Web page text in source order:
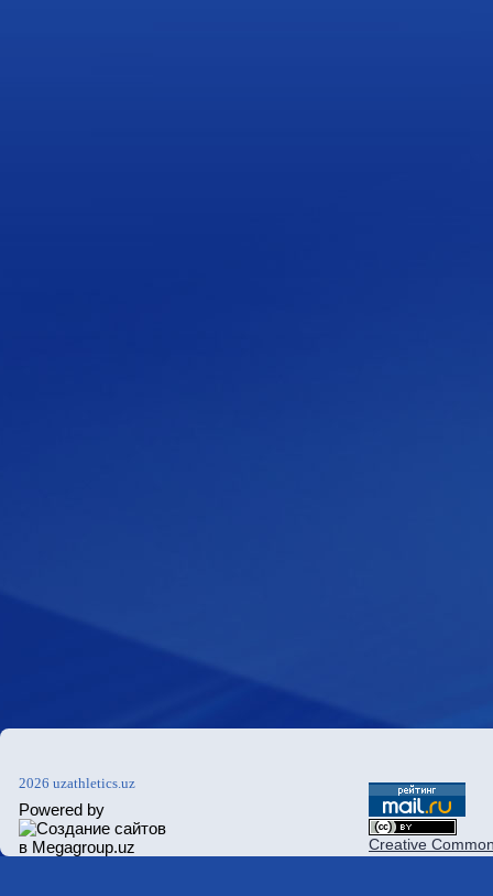
2026 uzathletics.uz
Powered by
Creative